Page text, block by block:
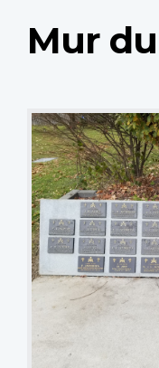
Mur
panel 1
1 sur 6 images